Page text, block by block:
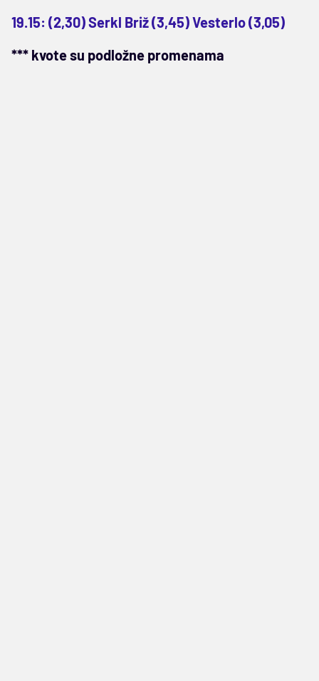
19.15: (2,30) Serkl Briž (3,45) Vesterlo (3,05)
*** kvote su podložne promenama